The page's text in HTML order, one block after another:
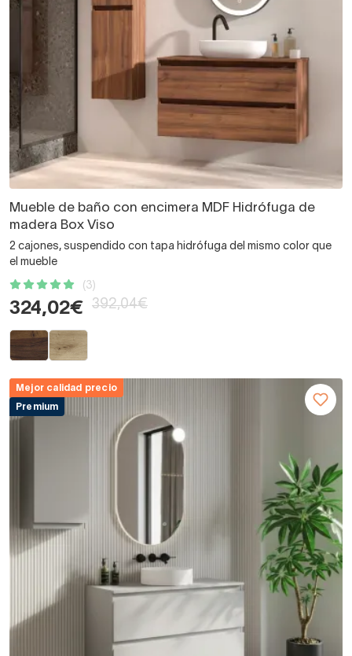
Mueble de baño con encimera MDF Hidrófuga de
madera Box Viso
2 cajones, suspendido con tapa hidrófuga del mismo color que
el mueble
(3)
324,02€ 392,04€
Mejor calidad precio
Premium